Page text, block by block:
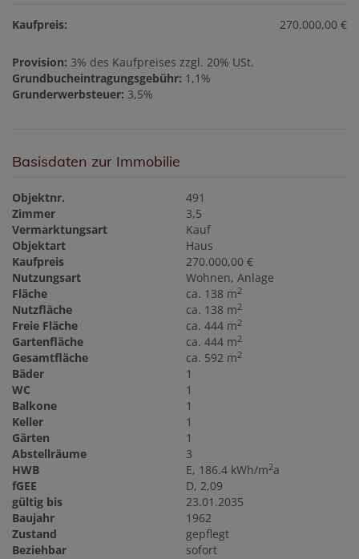
Kaufpreis: 270.000,00 €
Provision: 3% des Kaufpreises zzgl. 20% USt.
Grundbucheintragungsgebühr: 1,1%
Grunderwerbsteuer: 3,5%
Basisdaten zur Immobilie
Objektnr.
491
Zimmer
3,5
Vermarktungsart
Kauf
Objektart
Haus
Kaufpreis
270.000,00 €
Nutzungsart
Wohnen Anlage
Fläche
ca. 138 m2
Nutzfläche ca. 138 m2
Freie Fläche ca. 444 m2
Gartenfläche ca. 444 m2
Gesamtfläche ca. 592 m2
Bäder
1
WC
1
Balkone
1
Keller
1
Gärten
1
Abstellräume
3
HWB
E, 186.4 kWh/m2a
fGEE
D, 2,09
gültig bis
23.01.2035
Baujahr
1962
Zustand
gepflegt
Beziehbar
sofort